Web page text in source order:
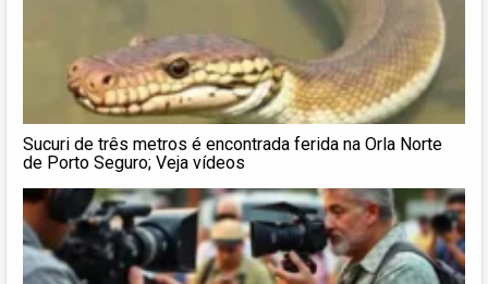
Sucuri de três metros é encontrada ferida na Orla Norte
de Porto Seguro; Veja vídeos